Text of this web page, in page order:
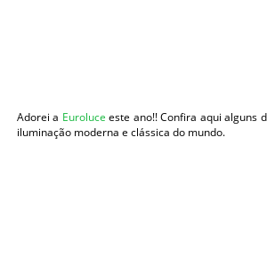
Adorei a Euroluce este ano!! Confira aqui alguns
iluminação moderna e clássica do mundo.